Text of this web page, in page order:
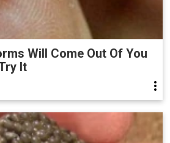
Will Come Out Of You
It